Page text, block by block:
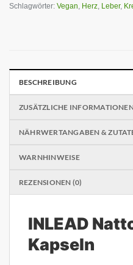
Schlagwörter: Vegan, Herz, Leber,
BESCHREIBUNG
ZUSÄTZLICHE
NÄHRWERTANGABEN &
WARNHINWEISE
REZENSIONEN (0)
INLEAD
Kapseln